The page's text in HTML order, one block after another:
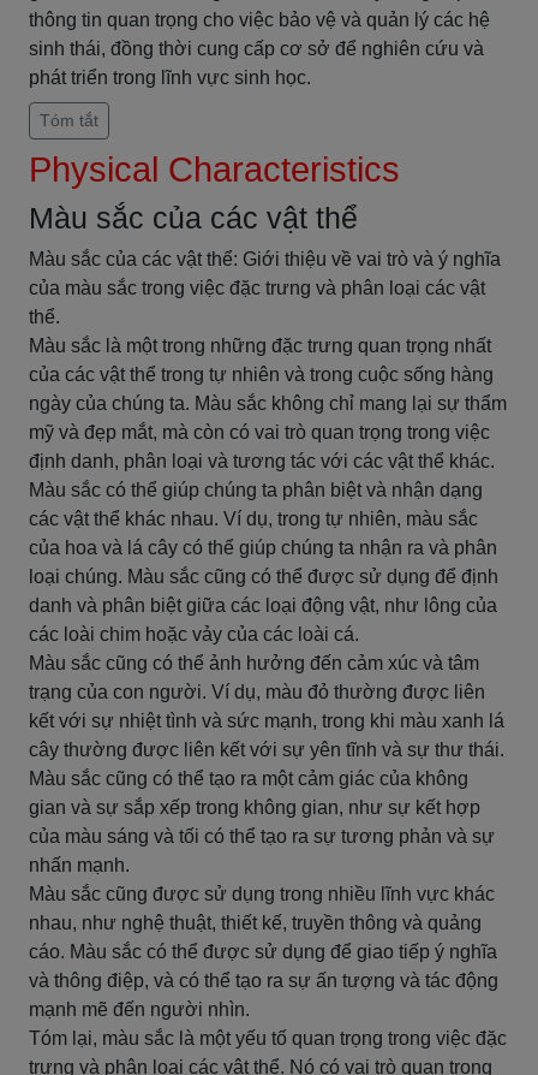
thông tin quan trọng cho việc bảo vệ và quản lý các hệ
sinh thái, đồng thời cung cấp cơ sở để nghiên cứu và
phát triển trong lĩnh vực sinh học.
Tóm tắt
Physical Characteristics
Màu sắc của các vật thể
Màu sắc của các vật thể: Giới thiệu về vai trò và ý nghĩa
của màu sắc trong việc đặc trưng và phân loại các vật
thể.
Màu sắc là một trong những đặc trưng quan trọng nhất
của các vật thể trong tự nhiên và trong cuộc sống hàng
ngày của chúng ta. Màu sắc không chỉ mang lại sự thẩm
mỹ và đẹp mắt, mà còn có vai trò quan trọng trong việc
định danh, phân loại và tương tác với các vật thể khác.
Màu sắc có thể giúp chúng ta phân biệt và nhận dạng
các vật thể khác nhau. Ví dụ, trong tự nhiên, màu sắc
của hoa và lá cây có thể giúp chúng ta nhận ra và phân
loại chúng. Màu sắc cũng có thể được sử dụng để định
danh và phân biệt giữa các loại động vật, như lông của
các loài chim hoặc vảy của các loài cá.
Màu sắc cũng có thể ảnh hưởng đến cảm xúc và tâm
trạng của con người. Ví dụ, màu đỏ thường được liên
kết với sự nhiệt tình và sức mạnh, trong khi màu xanh lá
cây thường được liên kết với sự yên tĩnh và sự thư thái.
Màu sắc cũng có thể tạo ra một cảm giác của không
gian và sự sắp xếp trong không gian, như sự kết hợp
của màu sáng và tối có thể tạo ra sự tương phản và sự
nhấn mạnh.
Màu sắc cũng được sử dụng trong nhiều lĩnh vực khác
nhau, như nghệ thuật, thiết kế, truyền thông và quảng
cáo. Màu sắc có thể được sử dụng để giao tiếp ý nghĩa
và thông điệp, và có thể tạo ra sự ấn tượng và tác động
mạnh mẽ đến người nhìn.
Tóm lại, màu sắc là một yếu tố quan trọng trong việc đặc
trưng và phân loại các vật thể. Nó có vai trò quan trọng